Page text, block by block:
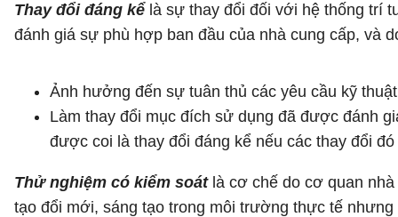
Thay đổi đáng kể là sự thay đổi đối với hệ thống trí
đánh giá sự phù hợp ban đầu của nhà cung cấp, và
Ảnh hưởng đến sự tuân thủ các yêu cầu kỹ
Làm thay đổi mục đích sử dụng đã được đánh
được coi là thay đổi đáng kể nếu các thay đổi
Thử nghiệm có kiểm soátlà cơ chế do cơ quan nhà
tạo đổi mới, sáng tạo trong môi trường thực tế